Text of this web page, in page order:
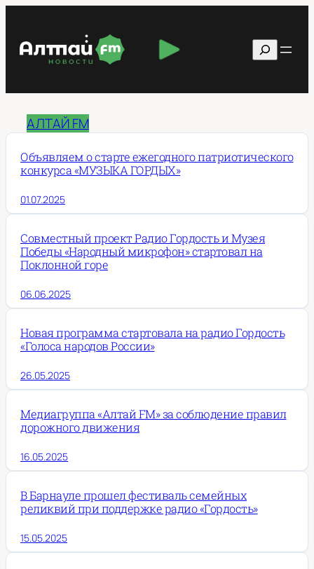
содержимому
Поиск
АЛТАЙ FM
Объявляем о старте ежегодного патриотического
конкурса «МУЗЫКА ГОРДЫХ»
01.07.2025
Совместный проект Радио Гордость и Музея
Победы «Народный микрофон» стартовал на
Поклонной горе
06.06.2025
Новая программа стартовала на радио Гордость
«Голоса народов России»
26.05.2025
Медиагруппа «Алтай FM» за соблюдение правил
дорожного движения
16.05.2025
В Барнауле прошел фестиваль семейных
реликвий при поддержке радио «Гордость»
15.05.2025